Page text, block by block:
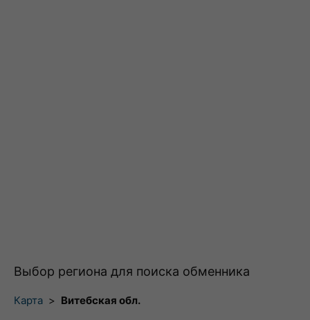
Выбор региона для поиска обменника
Карта > Витебская обл.